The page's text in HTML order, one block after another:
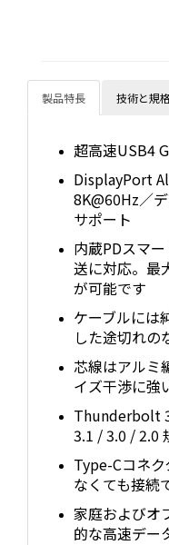
製品特長 技術と規
超高速USB4
DisplayPort
8K@60Hz／
サポート
内蔵PDスマ
送に対応。最
が可能です
ケーブルには
した途切れの
芯線はアルミ
イズ干渉に強
Thunderbolt
3.1 / 3.0 / 2.0
Type-Cコネ
なくても接続
家庭およびオ
的な高速デー